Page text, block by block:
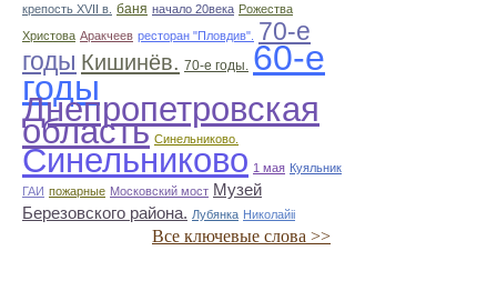
крепость XVII в. баня начало 20века Рожества
Христова Аракчеев ресторан "Пловдив".
70-е
годы Кишинёв. 70-е годы. 60-е
годы
Днепропетровская
область Синельниково.
Синельниково 1 мая Куяльник
ГАИ пожарные Московский мост Музей
Березовского района. Лубянка Николайii
Все ключевые слова >>